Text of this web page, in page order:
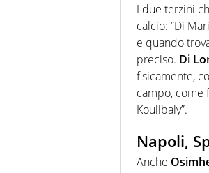
I due terzini
calcio: “Di
e quando
preciso. Di
fisicamente,
campo, come
Koulibaly”.
Napoli,
Anche